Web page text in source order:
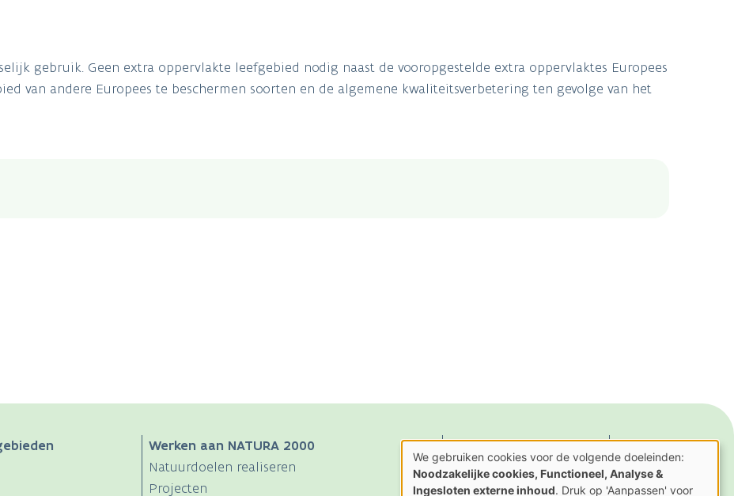
gebruik. Geen extra oppervlakte leefgebied nodig naast de vooropgestelde extra oppervlaktes Europees
van andere Europees te beschermen soorten en de algemene kwaliteitsverbetering ten gevolge van het
Werken aan NATURA 2000
Natuurdoelen realiseren
Projecten
Actueel
Nieuws
Activiteiten
Contact
Gebruik
van
persoonsgegevens
We gebruiken cookies voor de volgende doeleinden:
Noodzakelijke cookies, Functioneel, Analyse &
Ingesloten externe inhoud. Druk op 'Aanpassen' voor